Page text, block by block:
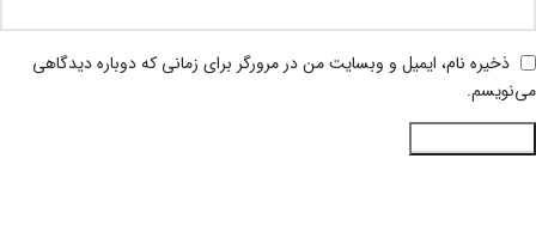
ذخیره نام، ایمیل و وبسایت من در مرورگر برای زمانی که دوباره دیدگاهی
می‌نویسم.